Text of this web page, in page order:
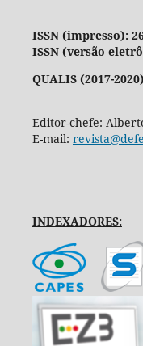
ISSN (impresso):
ISSN (versão
QUALIS (2017-
Editor-chefe:
E-mail:
INDEXADORES: